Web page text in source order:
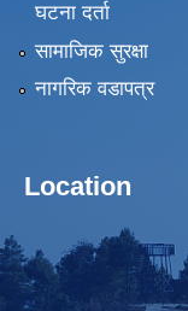
घटना दर्ता
सामाजिक सुरक्षा
नागरिक वडापत्र
Location